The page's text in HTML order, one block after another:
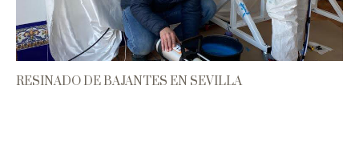
RESINADO DE BAJANTES EN SEVILLA